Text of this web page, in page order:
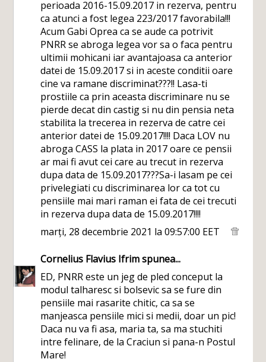
perioada 2016-15.09.2017 in rezerva, pentru
ca atunci a fost legea 223/2017 favorabila!!!
Acum Gabi Oprea ca se aude ca potrivit
PNRR se abroga legea vor sa o faca pentru
ultimii mohicani iar avantajoasa ca anterior
datei de 15.09.2017 si in aceste conditii oare
cine va ramane discriminat???!! Lasa-ti
prostiile ca prin aceasta discriminare nu se
pierde decat din castig si nu din pensia neta
stabilita la trecerea in rezerva de catre cei
anterior datei de 15.09.2017!!!! Daca LOV nu
abroga CASS la plata in 2017 oare ce pensii
ar mai fi avut cei care au trecut in rezerva
dupa data de 15.09.2017???Sa-i lasam pe cei
privelegiati cu discriminarea lor ca tot cu
pensiile mai mari raman ei fata de cei trecuti
in rezerva dupa data de 15.09.2017!!!!
marți, 28 decembrie 2021 la 09:57:00 EET
Cornelius Flavius Ifrimspunea...
ED, PNRR este un jeg de pled conceput la
modul talharesc si bolsevic sa se fure din
pensiile mai rasarite chitic, ca sa se
manjeasca pensiile mici si medii, doar un pic!
Daca nu va fi asa, maria ta, sa ma stuchiti
intre felinare, de la Craciun si pana-n Postul
Mare!